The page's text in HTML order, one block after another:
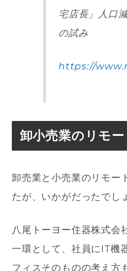
宅店長」人口
の試み
https://
卸小売業のリモ
卸売業と小売業のリモー
たが、いかがだったでし
八尾トーヨー住器株式会
一環として、社員にIT機
フィスそのものの考え方